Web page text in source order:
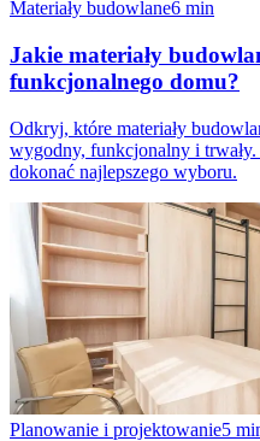
Materiały budowlane6 min
Jakie materiały
funkcjonalnego domu?
Odkryj, które materiały
wygodny, funkcjonalny i
dokonać najlepszego wyboru.
Planowanie i projektowanie5